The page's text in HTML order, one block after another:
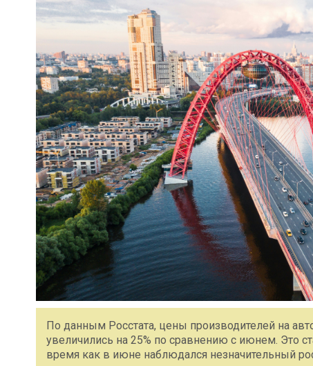
По данным Росстата, цены производителей на
увеличились на 25% по сравнению с июнем. Это
время как в июне наблюдался незначительный